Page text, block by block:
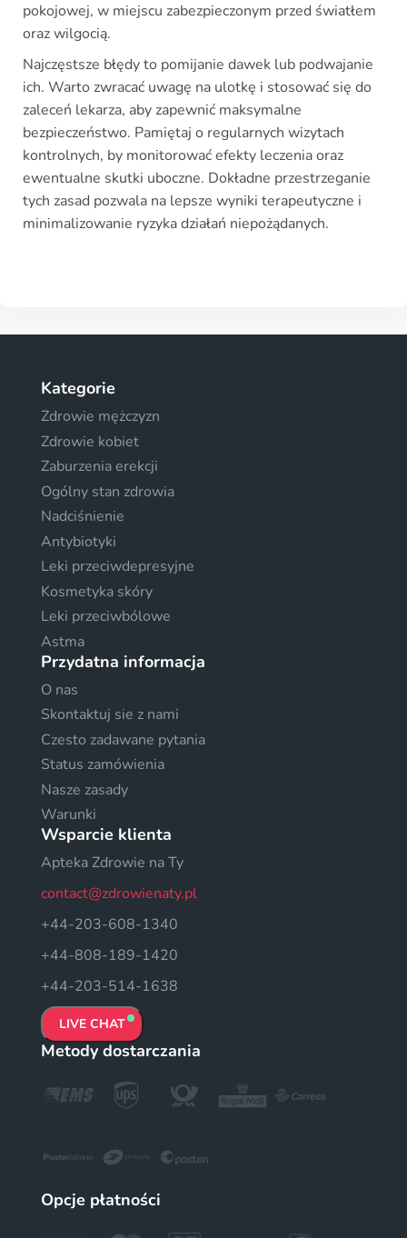
pokojowej, w miejscu zabezpieczonym przed światłem
oraz wilgocią.
Najczęstsze błędy to pomijanie dawek lub podwajanie
ich. Warto zwracać uwagę na ulotkę i stosować się do
zaleceń lekarza, aby zapewnić maksymalne
bezpieczeństwo. Pamiętaj o regularnych wizytach
kontrolnych, by monitorować efekty leczenia oraz
ewentualne skutki uboczne. Dokładne przestrzeganie
tych zasad pozwala na lepsze wyniki terapeutyczne i
minimalizowanie ryzyka działań niepożądanych.
Kategorie
Zdrowie mężczyzn
Zdrowie kobiet
Zaburzenia erekcji
Ogólny stan zdrowia
Nadciśnienie
Antybiotyki
Leki przeciwdepresyjne
Kosmetyka skóry
Leki przeciwbólowe
Astma
Przydatna informacja
O nas
Skontaktuj sie z nami
Czesto zadawane pytania
Status zamówienia
Nasze zasady
Warunki
Wsparcie klienta
Apteka Zdrowie na Ty
contact@zdrowienaty.pl
+44-203-608-1340
+44-808-189-1420
+44-203-514-1638
LIVE CHAT
Metody dostarczania
Opcje płatności